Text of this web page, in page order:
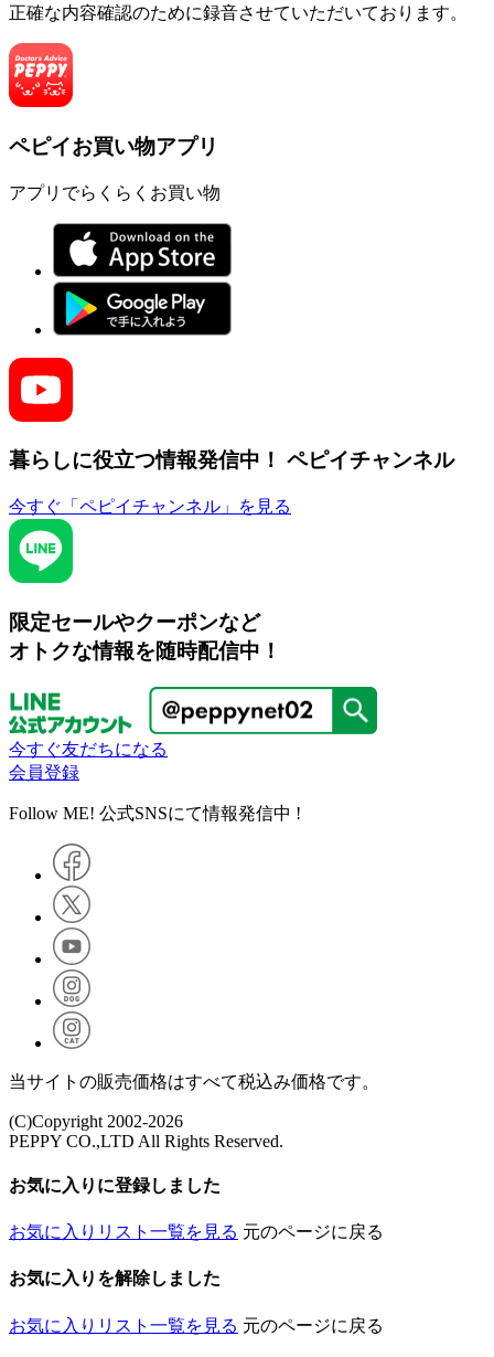
正確な内容確認のために録音させていただいております。
ペピイお買い物アプリ
アプリでらくらくお買い物
暮らしに役立つ情報発信中！ ペピイチャンネル
今すぐ「ペピイチャンネル」を見る
限定セールやクーポンなど
オトクな情報を随時配信中！
今すぐ友だちになる
会員登録
Follow ME! 公式SNSにて情報発信中 !
当サイトの販売価格はすべて税込み価格です。
(C)Copyright 2002-2026
PEPPY CO.,LTD All Rights Reserved.
お気に入りに登録しました
お気に入りリスト一覧を見る 元のページに戻る
お気に入りを解除しました
お気に入りリスト一覧を見る 元のページに戻る